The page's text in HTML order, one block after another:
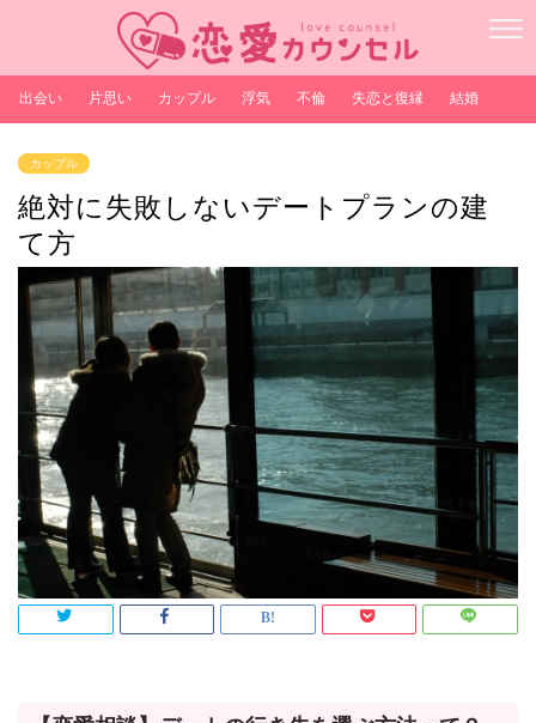
出会い 片思い カップル 浮気 不倫 失恋と復縁 結婚
カップル
絶対に失敗しないデートプランの建
て方